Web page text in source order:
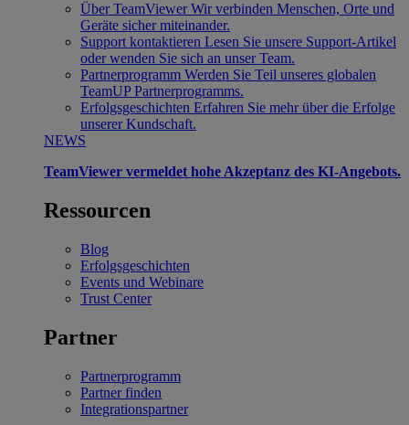
Über TeamViewer Wir verbinden Menschen, Orte und
Geräte sicher miteinander.
Support kontaktieren Lesen Sie unsere Support-Artikel
oder wenden Sie sich an unser Team.
Partnerprogramm Werden Sie Teil unseres globalen
TeamUP Partnerprogramms.
Erfolgsgeschichten Erfahren Sie mehr über die Erfolge
unserer Kundschaft.
NEWS
TeamViewer vermeldet hohe Akzeptanz des KI-Angebots.
Ressourcen
Blog
Erfolgsgeschichten
Events und Webinare
Trust Center
Partner
Partnerprogramm
Partner finden
Integrationspartner